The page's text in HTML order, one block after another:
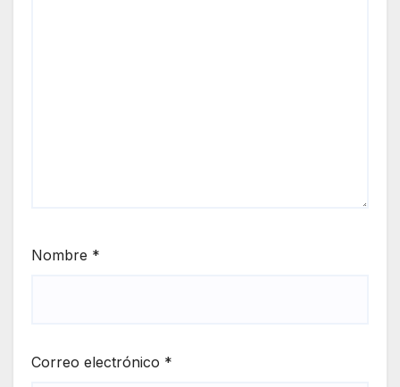
Nombre *
Correo electrónico *